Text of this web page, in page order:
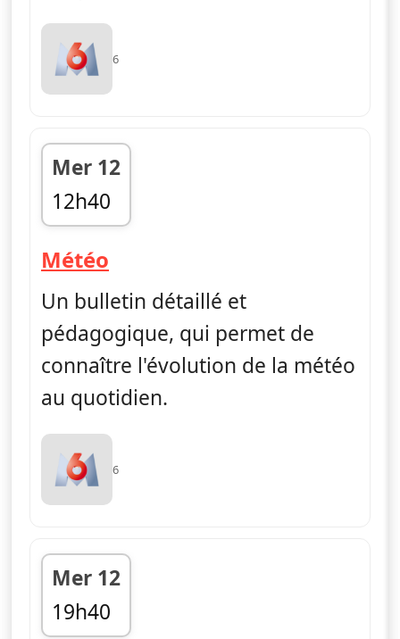
6
Mer 12
12h40
fin 12h45
Météo
Un bulletin détaillé et
pédagogique, qui permet de
connaître l'évolution de la météo
au quotidien.
6
Mer 12
19h40